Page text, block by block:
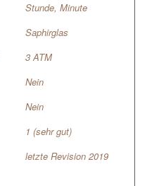
Stunde, Minute
Saphirglas
3 ATM
Nein
Nein
1 (sehr gut)
letzte Revision 2019